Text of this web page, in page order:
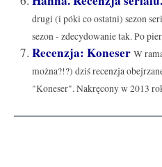
drugi (i póki co ostatni) sezon
sezon - zdecydowanie tak. Po
Recenzja: Koneser W
można?!?) dziś recenzja
"Koneser". Nakręcony w 2013